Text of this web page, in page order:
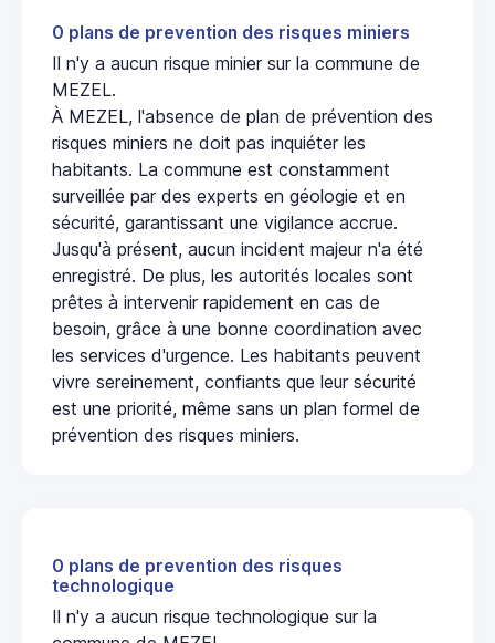
0 plans de prevention des risques miniers
Il n'y a aucun risque minier sur la commune de
MEZEL.
À MEZEL, l'absence de plan de prévention des
risques miniers ne doit pas inquiéter les
habitants. La commune est constamment
surveillée par des experts en géologie et en
sécurité, garantissant une vigilance accrue.
Jusqu'à présent, aucun incident majeur n'a été
enregistré. De plus, les autorités locales sont
prêtes à intervenir rapidement en cas de
besoin, grâce à une bonne coordination avec
les services d'urgence. Les habitants peuvent
vivre sereinement, confiants que leur sécurité
est une priorité, même sans un plan formel de
prévention des risques miniers.
0 plans de prevention des risques
technologique
Il n'y a aucun risque technologique sur la